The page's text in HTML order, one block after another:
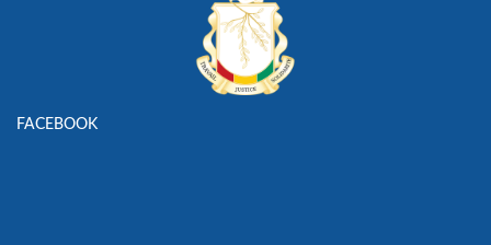
FACEBOOK